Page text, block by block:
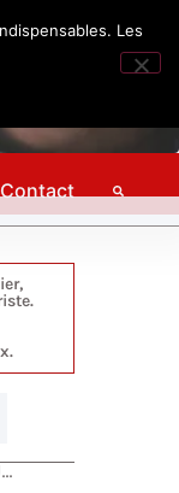
Contact
Les